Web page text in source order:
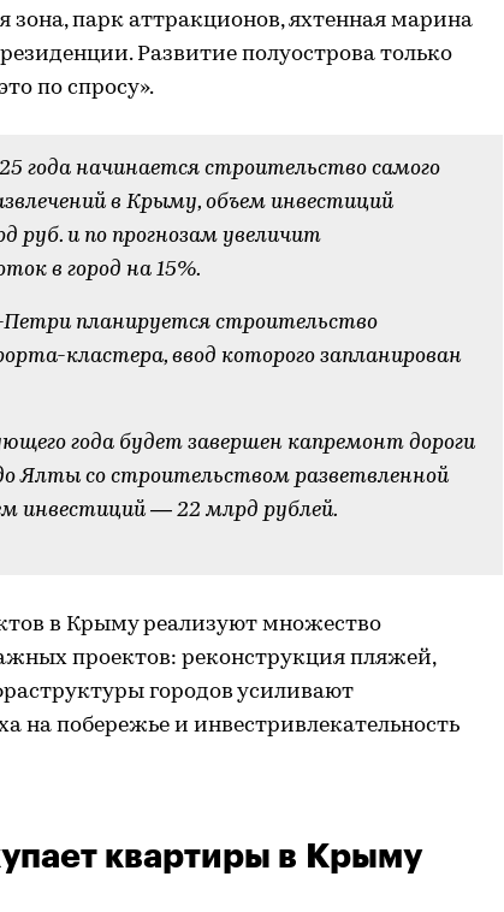
зона, парк аттракционов, яхтенная марина
Развитие полуострова только
по спросу».
года начинается строительство самого
в Крыму, объем инвестиций
руб. и по прогнозам увеличит
в город на 15%.
планируется строительство
кластера, ввод которого запланирован
года будет завершен капремонт дороги
Ялты со строительством разветвленной
инвестиций — 22 млрд рублей.
в Крыму реализуют множество
проектов: реконструкция пляжей,
городов усиливают
на побережье и инвестривлекательность
квартиры в Крыму